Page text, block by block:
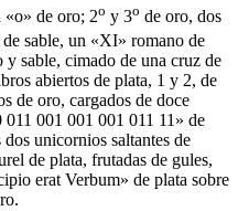
«o» de oro; 2o y 3o de oro, dos
de sable, un «XI» romano de
sable, cimado de una cruz de
abiertos de plata, 1 y 2, de
de oro, cargados de doce
001 001 001 011 11» de
unicornios saltantes de
de plata, frutadas de gules,
erat Verbum» de plata sobre